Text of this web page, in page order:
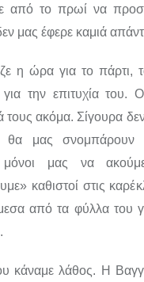
από το πρωί να
μας έφερε καμιά
η ώρα για το πάρτι,
την επιτυχία
τους ακόμα. Σίγουρα
θα μας
μόνοι μας να
καθιστοί στις
από τα φύλλα του
λάθος. Η